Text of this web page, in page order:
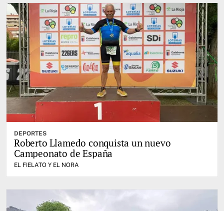
DEPORTES
Roberto Llamedo conquista un nuevo
Campeonato de España
EL FIELATO Y EL NORA